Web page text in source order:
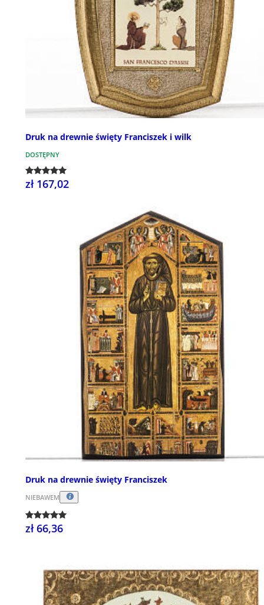
Druk na drewnie święty Franciszek i wilk
DOSTĘPNY
zł 167,02
Druk na drewnie święty Franciszek
NIEBAWEM
zł 66,36